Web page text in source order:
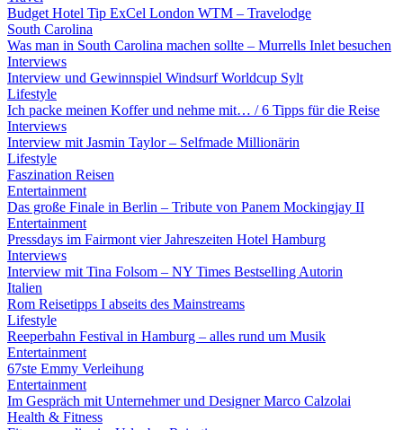
Budget Hotel Tip ExCel London WTM – Travelodge
South Carolina
Was man in South Carolina machen sollte – Murrells Inlet besuchen
Interviews
Interview und Gewinnspiel Windsurf Worldcup Sylt
Lifestyle
Ich packe meinen Koffer und nehme mit… / 6 Tipps für die Reise
Interviews
Interview mit Jasmin Taylor – Selfmade Millionärin
Lifestyle
Faszination Reisen
Entertainment
Das große Finale in Berlin – Tribute von Panem Mockingjay II
Entertainment
Pressdays im Fairmont vier Jahreszeiten Hotel Hamburg
Interviews
Interview mit Tina Folsom – NY Times Bestselling Autorin
Italien
Rom Reisetipps I abseits des Mainstreams
Lifestyle
Reeperbahn Festival in Hamburg – alles rund um Musik
Entertainment
67ste Emmy Verleihung
Entertainment
Im Gespräch mit Unternehmer und Designer Marco Calzolai
Health & Fitness